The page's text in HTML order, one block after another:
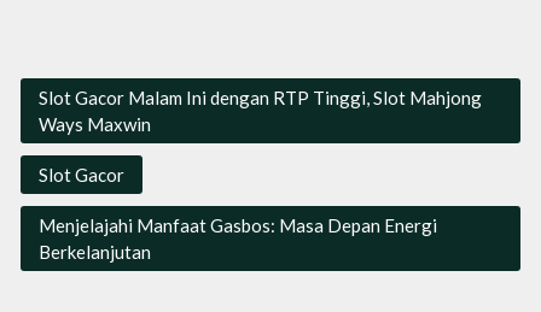
Slot Gacor Malam Ini dengan RTP Tinggi, Slot Mahjong
Ways Maxwin
Slot Gacor
Menjelajahi Manfaat Gasbos: Masa Depan Energi
Berkelanjutan